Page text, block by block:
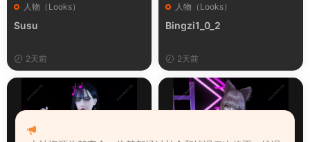
人物（Looks）
Susu
2天前
人物（Looks）
Bingzi1_0_2
2天前